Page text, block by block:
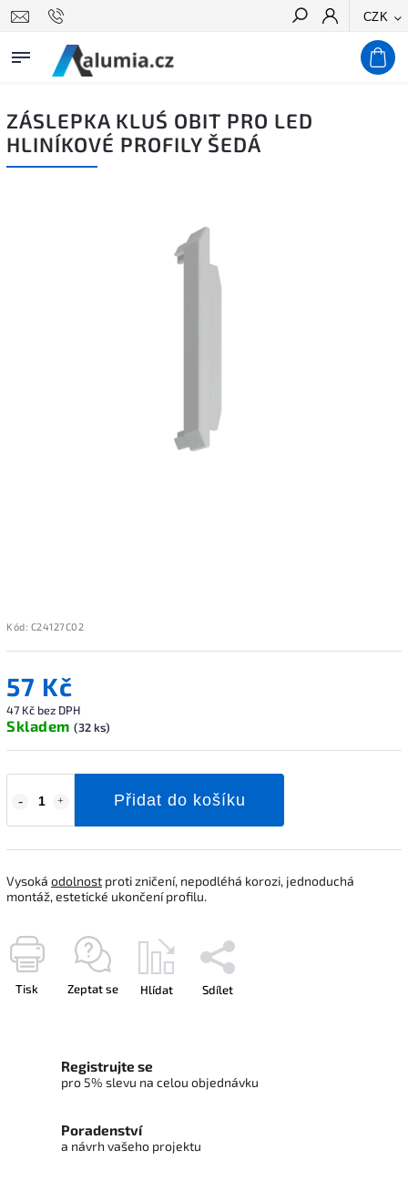
CZK
Hledat
ZÁSLEPKA KLUŚ OBIT PRO LED
HLINÍKOVÉ PROFILY ŠEDÁ
Kód: C24127C02
57 Kč
47 Kč bez DPH
Skladem (32 ks)
Přidat do košíku
Vysoká odolnost proti zničení, nepodléhá korozi, jednoduchá
montáž, estetické ukončení profilu.
Tisk Zeptat se Hlídat Sdílet
Registrujte se
pro 5% slevu na celou objednávku
Poradenství
a návrh vašeho projektu